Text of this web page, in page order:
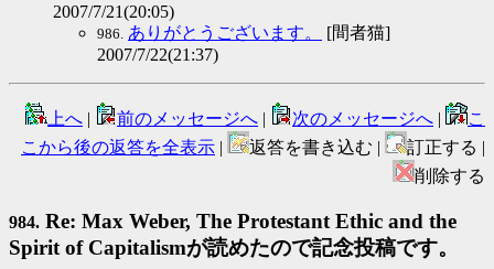
2007/7/21(20:05)
986. ありがとうございます。
[間者猫]
2007/7/22(21:37)
上へ | 前のメッセージへ | 次のメッセージへ |
こ
こから後の返答を全表示 | 返答を書き込む |
訂正する |
削除する
984. Re: Max Weber, The Protestant Ethic and the
Spirit of Capitalismが読めたので記念投稿です。